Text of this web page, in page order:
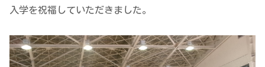
入学を祝福していただきました。